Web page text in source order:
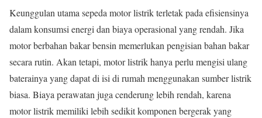
Keunggulan utama sepeda motor listrik terletak pada efisiensinya
dalam konsumsi energi dan biaya operasional yang rendah. Jika
motor berbahan bakar bensin memerlukan pengisian bahan bakar
secara rutin. Akan tetapi, motor listrik hanya perlu mengisi ulang
baterainya yang dapat di isi di rumah menggunakan sumber listrik
biasa. Biaya perawatan juga cenderung lebih rendah, karena
motor listrik memiliki lebih sedikit komponen bergerak yang